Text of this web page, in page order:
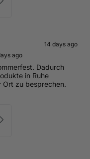
14 days ago
ago
Dadurch
in Ruhe
Ort zu besprechen.